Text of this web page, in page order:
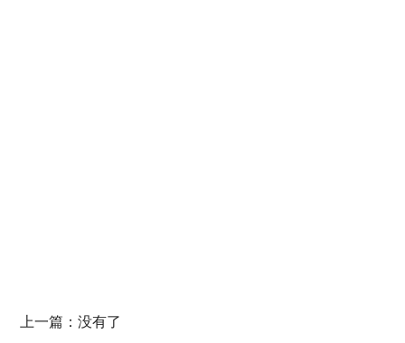
上一篇：没有了